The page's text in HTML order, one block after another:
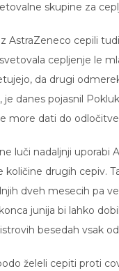
skupine za
AstraZeneco cepili
cepljenje le
da drugi
danes pojasnil
more dati do
luči nadaljnji
drugih cepiv.
dveh mesecih pa
junija bi lahko
besedah vsak
želeli cepiti proti